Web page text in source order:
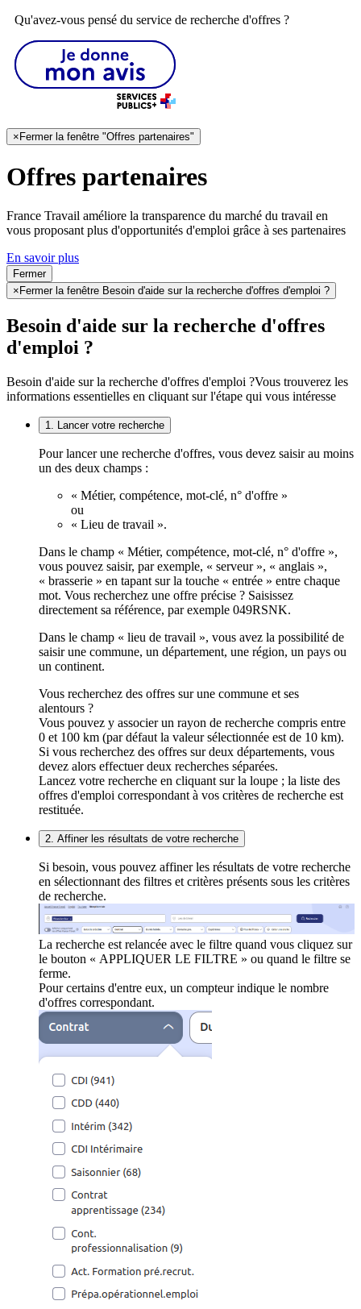
Qu'avez-vous pensé du service de recherche d'offres ?
×Fermer la fenêtre "Offres partenaires"
Offres partenaires
France Travail améliore la transparence du marché du travail en
vous proposant plus d'opportunités d'emploi grâce à ses partenaires
En savoir plus
Fermer
× Fermer la fenêtre Besoin d'aide sur la recherche d'offres d'emploi ?
Besoin d'aide sur la recherche d'offres
d'emploi ?
Besoin d'aide sur la recherche d'offres d'emploi ?Vous trouverez les
informations essentielles en cliquant sur l'étape qui vous intéresse
1. Lancer votre recherche
Pour lancer une recherche d'offres, vous devez saisir au moins
un des deux champs :
« Métier, compétence, mot-clé, n° d'offre »
ou
« Lieu de travail ».
Dans le champ « Métier, compétence, mot-clé, n° d'offre »,
vous pouvez saisir, par exemple, « serveur », « anglais »,
« brasserie » en tapant sur la touche « entrée » entre chaque
mot. Vous recherchez une offre précise ? Saisissez
directement sa référence, par exemple 049RSNK.
Dans le champ « lieu de travail », vous avez la possibilité de
saisir une commune, un département, une région, un pays ou
un continent.
Vous recherchez des offres sur une commune et ses
alentours ?
Vous pouvez y associer un rayon de recherche compris entre
0 et 100 km (par défaut la valeur sélectionnée est de 10 km).
Si vous recherchez des offres sur deux départements, vous
devez alors effectuer deux recherches séparées.
Lancez votre recherche en cliquant sur la loupe ; la liste des
offres d'emploi correspondant à vos critères de recherche est
restituée.
2. Affiner les résultats de votre recherche
Si besoin, vous pouvez affiner les résultats de votre recherche
en sélectionnant des filtres et critères présents sous les critères
de recherche.
La recherche est relancée avec le filtre quand vous cliquez sur
le bouton « APPLIQUER LE FILTRE » ou quand le filtre se
ferme.
Pour certains d'entre eux, un compteur indique le nombre
d'offres correspondant.